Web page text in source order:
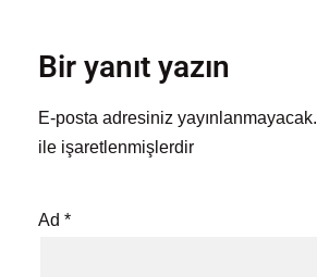
Bir yanıt yazın
E-posta adresiniz yayınlanmayacak.
ile işaretlenmişlerdir
Ad *